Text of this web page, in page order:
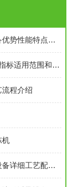
薄脆饼干加工生产线设备工艺流程和设备优势性能特点技术参数介绍
梨子光电分选机设备系统性能特点,,设备指标适用范围和工作原理介绍
程介绍
机
扁平棒棒糖熬糖浇注插棒全自动流水线设备详细工艺配方是怎么样的？